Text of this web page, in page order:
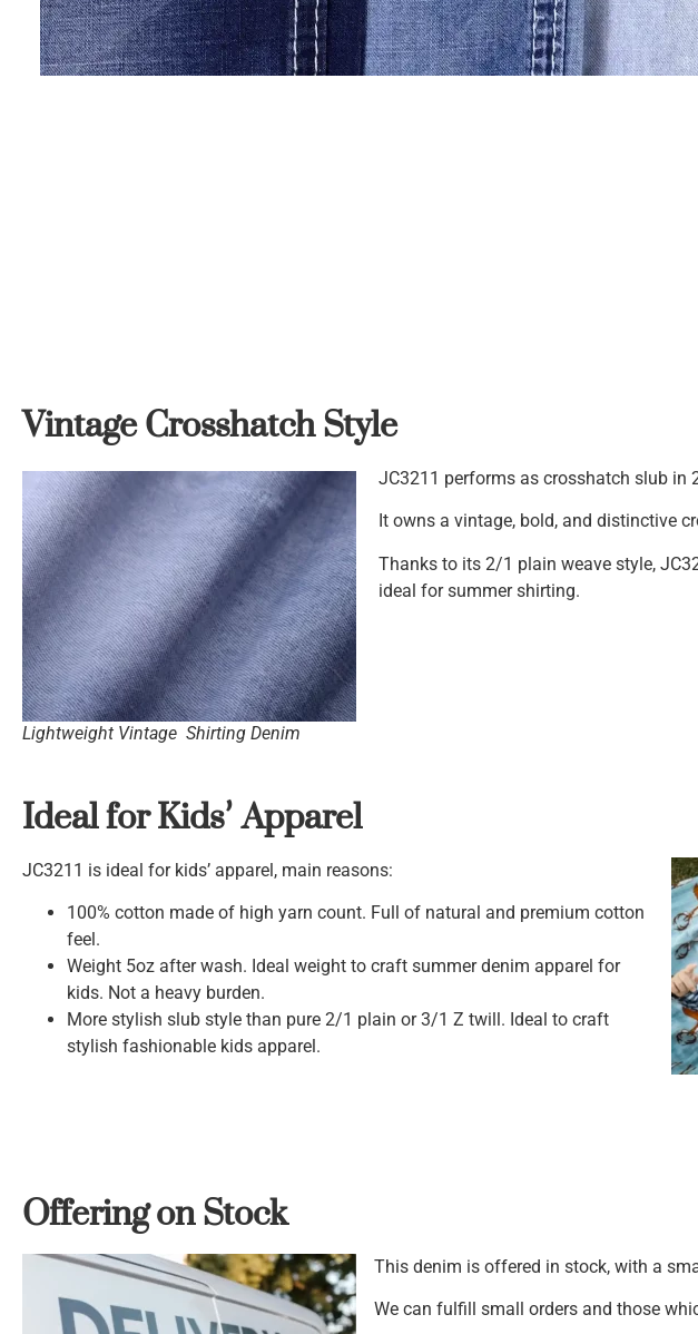
Vintage Crosshatch Style
Lightweight Vintage Shirting Denim
JC3211 performs as crosshatch slub in
It owns a vintage, bold, and distinctive
Thanks to its 2/1 plain weave style,
ideal for summer shirting.
Ideal for Kids’Apparel
JC3211 is ideal for kids’ apparel, main reasons:
100% cotton made of high yarn count. Full of natural and premium cotton
feel.
Weight 5oz after wash. Ideal weight to craft summer denim apparel for
kids. Not a heavy burden.
More stylish slub style than pure 2/1 plain or 3/1 Z twill. Ideal to craft
stylish fashionable kids apparel.
Offering on Stock
This denim is offered in stock, with a
We can fulfill small orders and those